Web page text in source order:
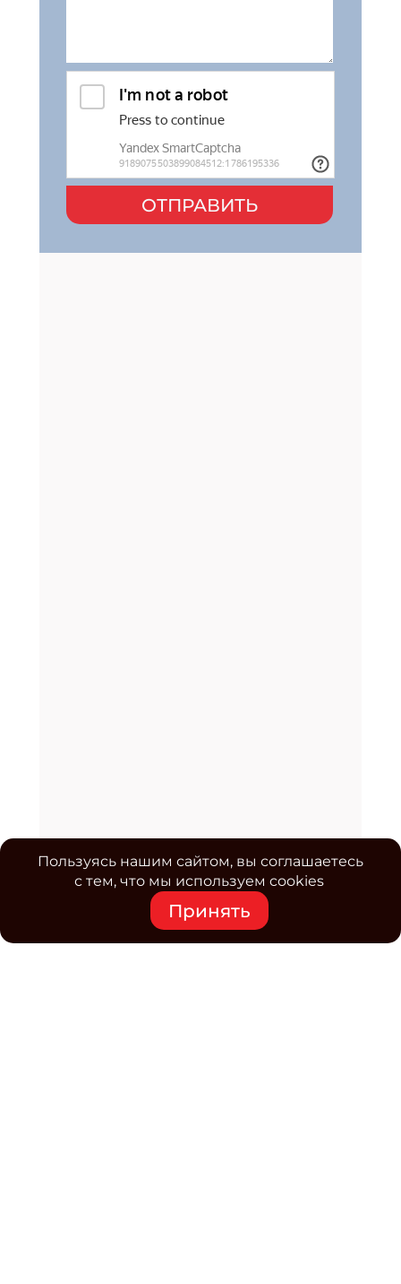
ОТПРАВИТЬ
Пользуясь нашим сайтом, вы соглашаетесь
с тем, что мы используем cookies
Принять